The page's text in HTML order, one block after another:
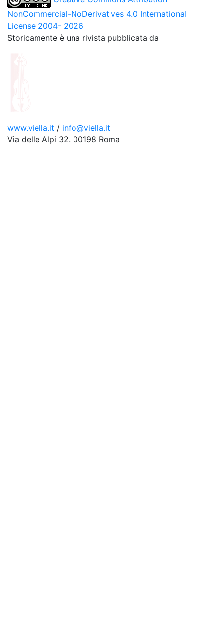
NonCommercial-NoDerivatives 4.0 International
License 2004- 2026
Storicamente è una rivista pubblicata da
www.viella.it / info@viella.it
Via delle Alpi 32. 00198 Roma